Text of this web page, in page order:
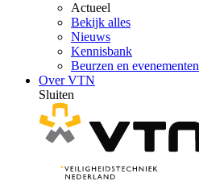
Actueel
Bekijk alles
Nieuws
Kennisbank
Beurzen en evenementen
Over VTN
Sluiten